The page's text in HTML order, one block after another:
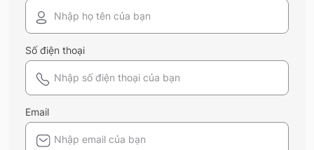
Số điện thoại
Email